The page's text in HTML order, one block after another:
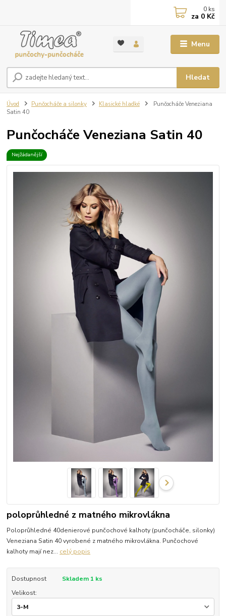
Menu
Hledat
0 ks
za 0 Kč
Úvod Punčocháče a silonky Klasické hladké
Punčocháče Veneziana
Satin 40
Punčocháče Veneziana Satin 40
Nejžádanější
poloprůhledné z matného mikrovlákna
Poloprůhledné 40denierové punčochové kalhoty (punčocháče, silonky)
Veneziana Satin 40 vyrobené z matného mikrovlákna. Punčochové
kalhoty mají nez... celý popis
Dostupnost
Skladem 1 ks
Velikost: